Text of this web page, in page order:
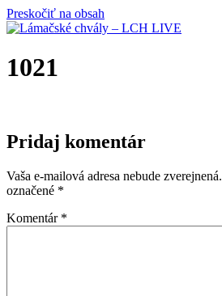
Preskočiť na obsah
1021
Pridaj komentár
Vaša e-mailová adresa nebude zverejnená.
označené *
Komentár *